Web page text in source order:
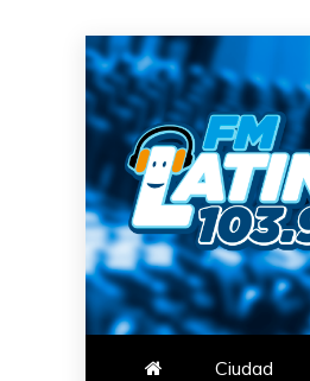
Skip
to
content
FM
NOTICIAS
Ciudad